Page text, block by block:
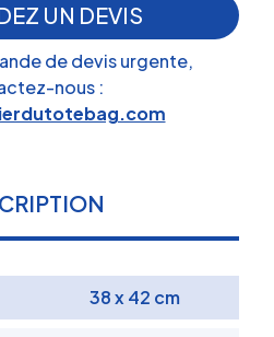
UN DEVIS
de devis urgente,
nous :
38 x 42 cm